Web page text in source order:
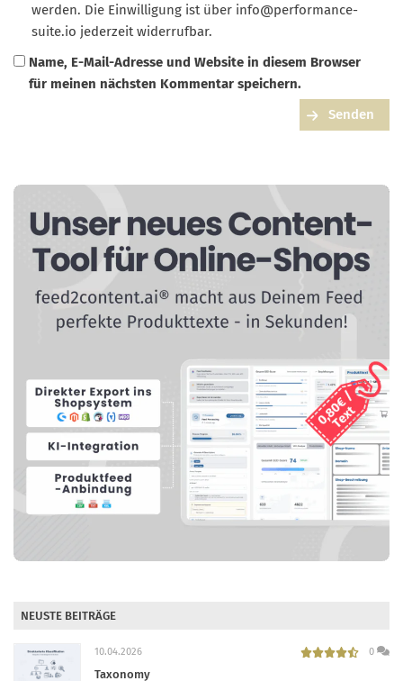
werden. Die Einwilligung ist über info@performance-
suite.io jederzeit widerrufbar.
Name, E-Mail-Adresse und Website in diesem Browser
für meinen nächsten Kommentar speichern.
Senden
NEUSTE BEITRÄGE
10.04.2026 0
Taxonomy